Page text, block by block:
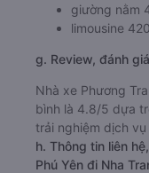
giường nằm
limousine
g. Review, đánh
Nhà xe Phương
bình là 4.8/5 dựa
trải nghiệm dịch
h. Thông tin liên
Phú Yên đi Nha